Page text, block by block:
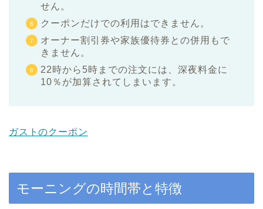
せん。
クーポンだけでの利用はできません。
オーナー割引券や家族優待券との併用もで
きません。
22時から5時までの注文には、深夜料金に
10％が加算されてしまいます。
ガストのクーポン
モーニングの時間帯と特徴